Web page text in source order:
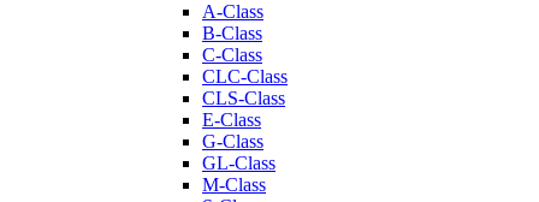
A-Class
B-Class
C-Class
CLC-Class
CLS-Class
E-Class
G-Class
GL-Class
M-Class